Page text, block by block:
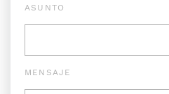
ASUNTO
MENSAJE